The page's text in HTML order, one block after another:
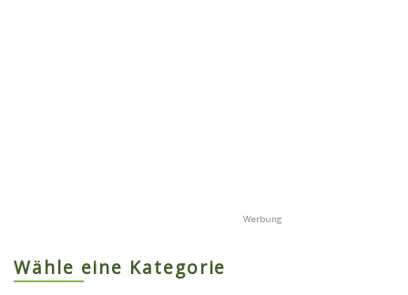
Wähle eine Kategorie